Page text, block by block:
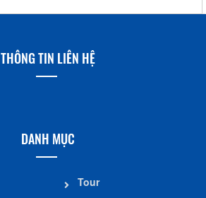
THÔNG TIN LIÊN HỆ
DANH MỤC
Tour